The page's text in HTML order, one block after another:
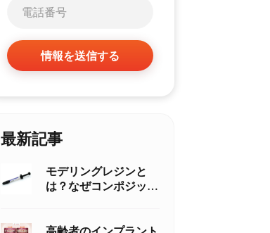
情報を送信する
最新記事
モデリングレジンと
は？なぜコンポジット
ているのか